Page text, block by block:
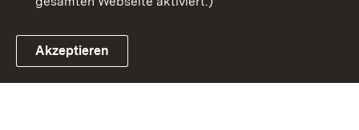
Link zum Landesportal
Akzeptieren